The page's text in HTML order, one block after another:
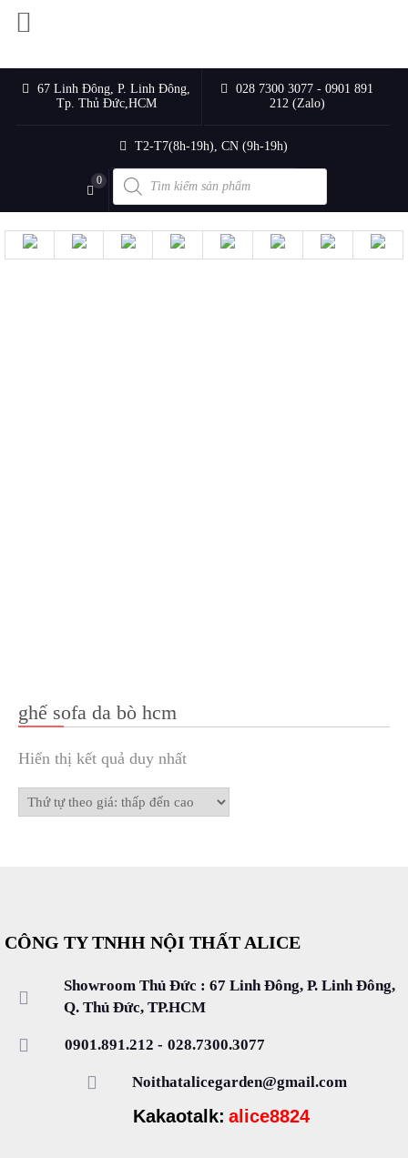
67 Linh Đông, P. Linh Đông,
Tp. Thủ Đức,HCM
028 7300 3077 - 0901 891
212 (Zalo)
T2-T7(8h-19h), CN (9h-19h)
0
Products
search
ghế sofa da bò hcm
Hiển thị kết quả duy nhất
CÔNG TY TNHH NỘI THẤT ALICE
Showroom Thủ Đức : 67 Linh Đông, P. Linh Đông,
Q. Thủ Đức, TP.HCM
0901.891.212 - 028.7300.3077
Noithatalicegarden@gmail.com
Kakaotalk: alice8824